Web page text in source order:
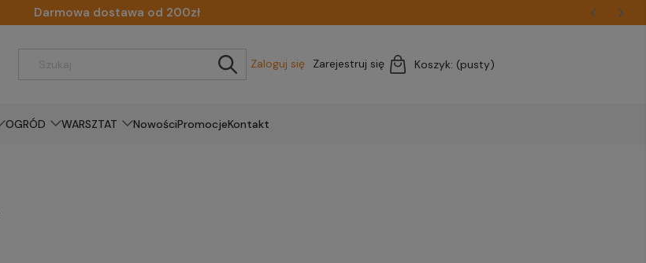
Darmowa dostawa od 200zł
Zaloguj się Zarejestruj się Koszyk: (pusty)
OGRÓD WARSZTAT NowościPromocjeKontakt